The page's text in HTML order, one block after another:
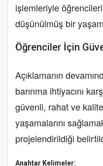
işlemleriyle
düşünülmüş bir
Öğrenciler İçin
Açıklamanın
barınma ihtiyacını
güvenli, rahat ve
yaşamalarını
projelendirildiği
Anahtar Kelimeler: